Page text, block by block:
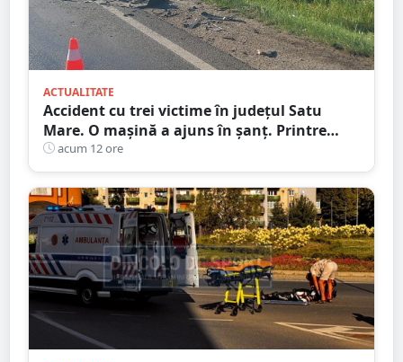
ACTUALITATE
Accident cu trei victime în județul Satu
Mare. O mașină a ajuns în șanț. Printre
răniți, un copil de doar 2 ani
acum 12 ore